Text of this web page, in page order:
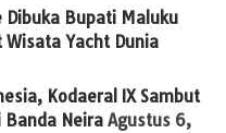
Dibuka Bupati Maluku
Wisata Yacht Dunia
Kodaeral IX Sambut
Banda Neira Agustus 6,